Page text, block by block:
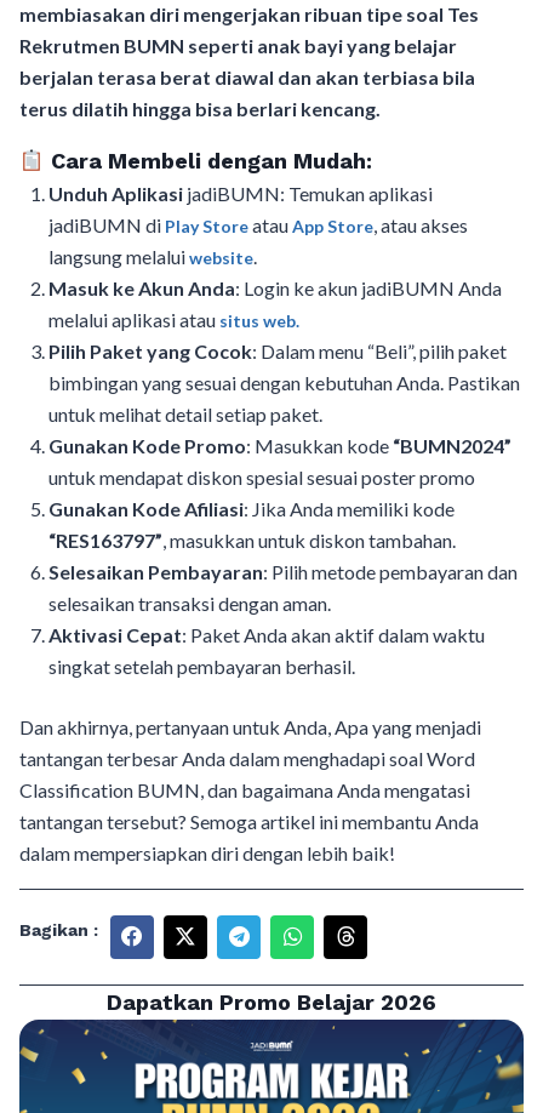
membiasakan diri mengerjakan ribuan tipe soal Tes
Rekrutmen BUMN seperti anak bayi yang belajar
berjalan terasa berat diawal dan akan terbiasa bila
terus dilatih hingga bisa berlari kencang.
Cara Membeli dengan Mudah:
Unduh Aplikasi jadiBUMN: Temukan aplikasi
jadiBUMN di Play StoreatauApp Store, atau akses
langsung melaluiwebsite.
Masuk ke Akun Anda: Login ke akun jadiBUMN Anda
melalui aplikasi atau situs web.
Pilih Paket yang Cocok: Dalam menu “Beli”, pilih paket
bimbingan yang sesuai dengan kebutuhan Anda. Pastikan
untuk melihat detail setiap paket.
Gunakan Kode Promo: Masukkan kode “BUMN2024”
untuk mendapat diskon spesial sesuai poster promo
Gunakan Kode Afiliasi: Jika Anda memiliki kode
“RES163797”, masukkan untuk diskon tambahan.
Selesaikan Pembayaran: Pilih metode pembayaran dan
selesaikan transaksi dengan aman.
Aktivasi Cepat: Paket Anda akan aktif dalam waktu
singkat setelah pembayaran berhasil.
Dan akhirnya, pertanyaan untuk Anda, Apa yang menjadi
tantangan terbesar Anda dalam menghadapi soal Word
Classification BUMN, dan bagaimana Anda mengatasi
tantangan tersebut? Semoga artikel ini membantu Anda
dalam mempersiapkan diri dengan lebih baik!
Bagikan :
Dapatkan Promo Belajar 2026